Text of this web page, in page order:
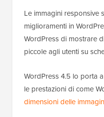
Le immagini responsive
miglioramenti in
WordPress di mostrare
piccole agli utenti su
WordPress 4.5 lo porta
le prestazioni di come
dimensioni delle